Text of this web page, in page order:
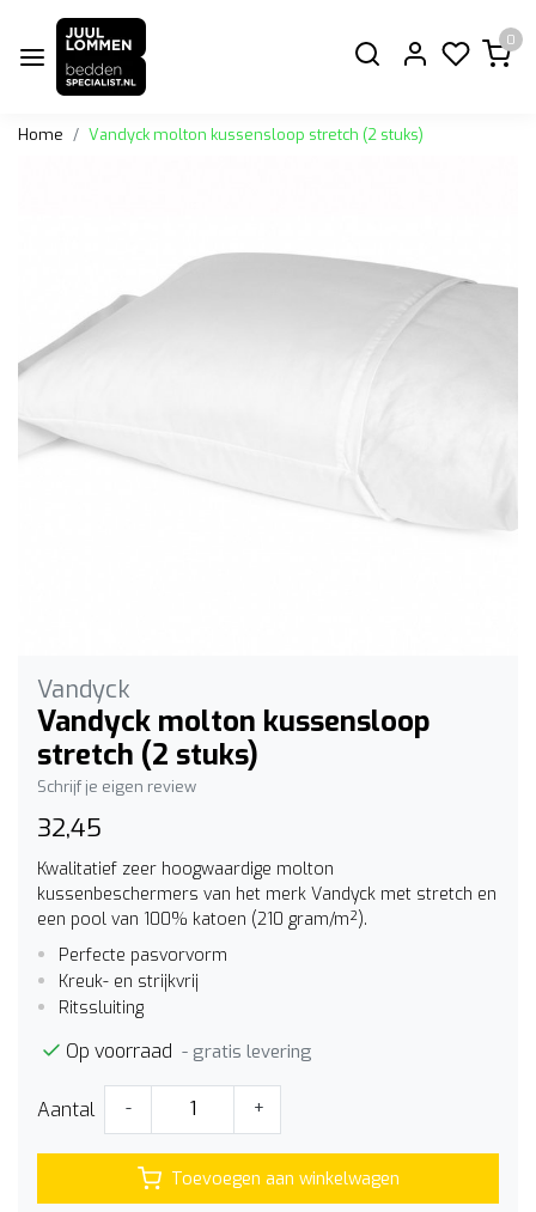
0
Home Vandyck molton kussensloop stretch (2 stuks)
Vandyck
Vandyck molton kussensloop
stretch (2 stuks)
Schrijf je eigen review
32,45
Kwalitatief zeer hoogwaardige molton
kussenbeschermers van het merk Vandyck met stretch en
een pool van 100% katoen (210 gram/m²).
Perfecte pasvorvorm
Kreuk- en strijkvrij
Ritssluiting
Op voorraad - gratis levering
Aantal - +
Toevoegen aan winkelwagen